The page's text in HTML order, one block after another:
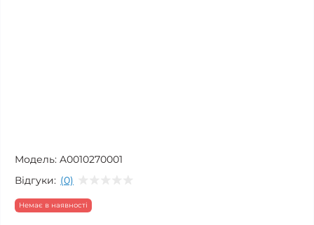
Модель: A0010270001
Відгуки: (0)
Немає в наявності